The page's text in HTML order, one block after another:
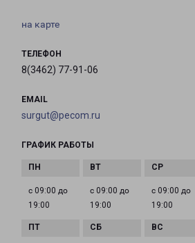
на карте
ТЕЛЕФОН
8(3462) 77-91-06
EMAIL
surgut@pecom.ru
ГРАФИК РАБОТЫ
с 09:00 до
19:00
с 09:00 до
19:00
с 09:00 до
19:00